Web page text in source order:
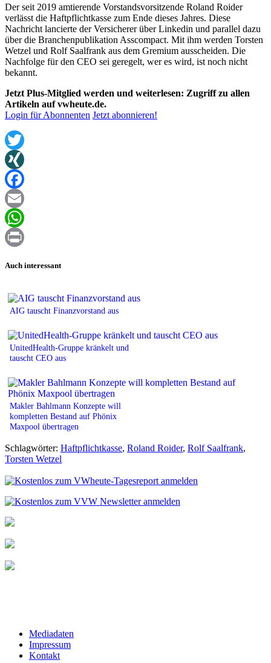
Der seit 2019 amtierende Vorstandsvorsitzende Roland Roider
verlässt die Haftpflichtkasse zum Ende dieses Jahres. Diese
Nachricht lancierte der Versicherer über Linkedin und parallel dazu
über die Branchenpublikation Asscompact. Mit ihm werden Torsten
Wetzel und Rolf Saalfrank aus dem Gremium ausscheiden. Die
Nachfolge für den CEO sei geregelt, wer es wird, ist noch nicht
bekannt.
Jetzt Plus-Mitglied werden und weiterlesen: Zugriff zu allen
Artikeln auf vwheute.de.
Login für Abonnenten Jetzt abonnieren!
Twitter
XING
Facebook
Email
WhatsApp
Auch interessant
AIG tauscht Finanzvorstand aus
UnitedHealth-Gruppe kränkelt und
tauscht CEO aus
Makler Bahlmann Konzepte will
kompletten Bestand auf Phönix
Maxpool übertragen
Schlagwörter: Haftpflichtkasse, Roland Roider, Rolf Saalfrank,
Torsten Wetzel
Mediadaten
Impressum
Kontakt